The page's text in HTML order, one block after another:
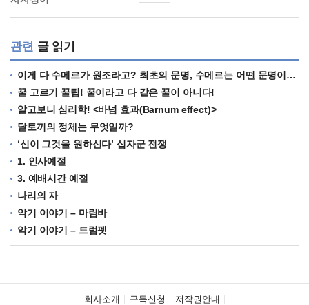
관련 글 읽기
이게 다 수메르가 원조라고? 최초의 문명, 수메르는 어떤 문명이었을까?
꿀 고르기 꿀팁! 꿀이라고 다 같은 꿀이 아니다!
알고보니 심리학! <바넘 효과(Barnum effect)>
달토끼의 정체는 무엇일까?
‘신이 그것을 원하신다’ 십자군 전쟁
1. 인사예절
3. 예배시간 예절
나리의 자
악기 이야기 – 마림바
악기 이야기 – 트럼펫
회사소개 구독신청 저작권안내